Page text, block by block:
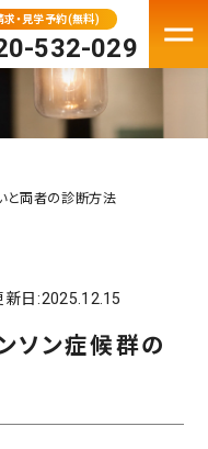
求・見学予約(無料)
532-029
ホーム・介護施設
ーム・介護施設
ーム・介護施設
と両者の診断方法
新日:2025.12.15
ソン症候群の